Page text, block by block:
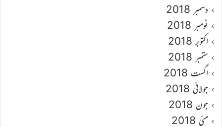
دسمبر 2018
نومبر 2018
اکتوبر 2018
ستمبر 2018
اگست 2018
جولائی 2018
جون 2018
مئی 2018